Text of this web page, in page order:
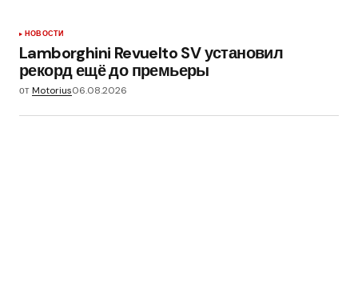
НОВОСТИ
Lamborghini Revuelto SV установил
рекорд ещё до премьеры
отMotorius06.08.2026